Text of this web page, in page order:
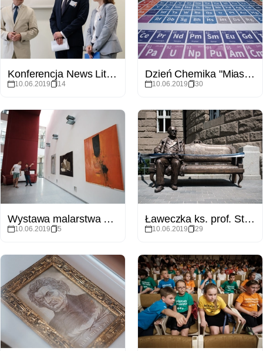
Konferencja News Literacy 2019 na WNPiD
10.06.2019 14
Dzień Chemika "Miasteczko Mendelejewa"
10.06.2019 30
Wystawa malarstwa prof. Bogdana Wojtasiaka na Wydziale Chemii
10.06.2019 5
Ławeczka ks. prof. Stanisława Kozierowskiego
10.06.2019 29